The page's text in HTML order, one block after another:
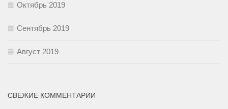
Октябрь 2019
Сентябрь 2019
Август 2019
СВЕЖИЕ КОММЕНТАРИИ